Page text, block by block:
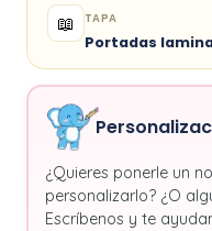
📖 TAPA
Portadas
¿Quieres ponerle un
personalizarlo? ¿O
Escríbenos y te